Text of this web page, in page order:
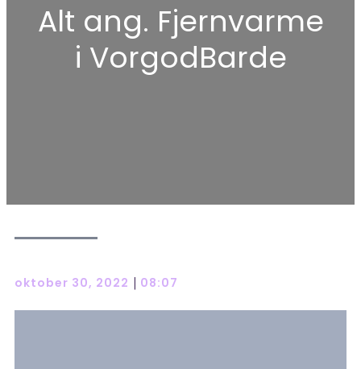
Alt ang. Fjernvarme
i VorgodBarde
oktober 30, 2022 | 08:07